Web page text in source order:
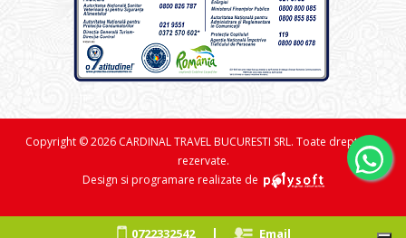
0722332542| Email
Copyright © 2026 CARDINAL TRAVEL BUCURESTI SRL. Toate drepturile
rezervate.
Design si programare realizate de